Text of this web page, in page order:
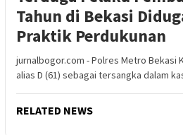
Tahun di Bekasi
Praktik Perdukunan
jurnalbogor.com - Polres Metro Bekasi
alias D (61) sebagai tersangka dalam
RELATED NEWS